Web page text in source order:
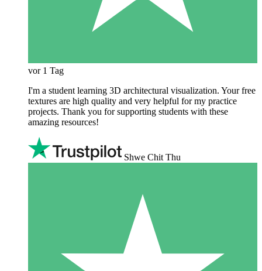
vor 1 Tag
I'm a student learning 3D architectural visualization. Your free
textures are high quality and very helpful for my practice
projects. Thank you for supporting students with these
amazing resources!
Shwe Chit Thu